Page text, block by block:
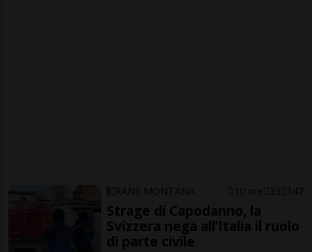
CRANS MONTANA 10 ore 33 147
Strage di Capodanno, la
Svizzera nega all’Italia il ruolo
di parte civile